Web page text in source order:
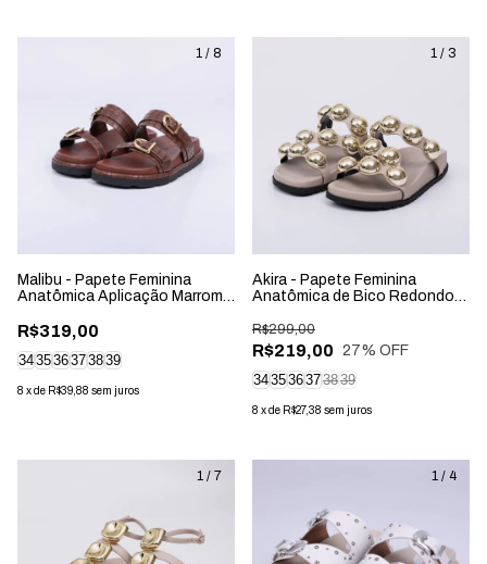
1 / 8
Malibu - Papete Feminina
Anatômica Aplicação Marrom
R$319,00
343536373839
8 xde R$39,88 sem juros
1 / 3
Akira - Papete Feminina
Anatômica de Bico Redondo
R$219,00
R$299,00
27% OFF
343536373839
8 xde R$27,38 sem juros
1 / 7 1 / 4